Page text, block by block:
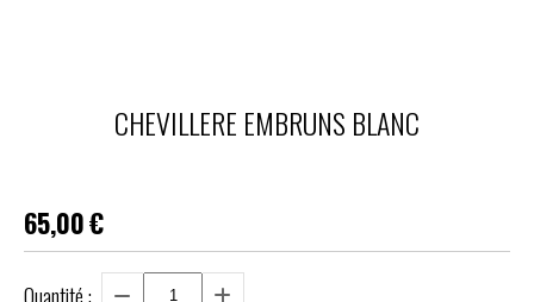
CHEVILLERE EMBRUNS BLANC
65,00€
Quantité :